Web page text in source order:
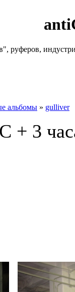
руферов,
альбомы » gulliver
+ 3